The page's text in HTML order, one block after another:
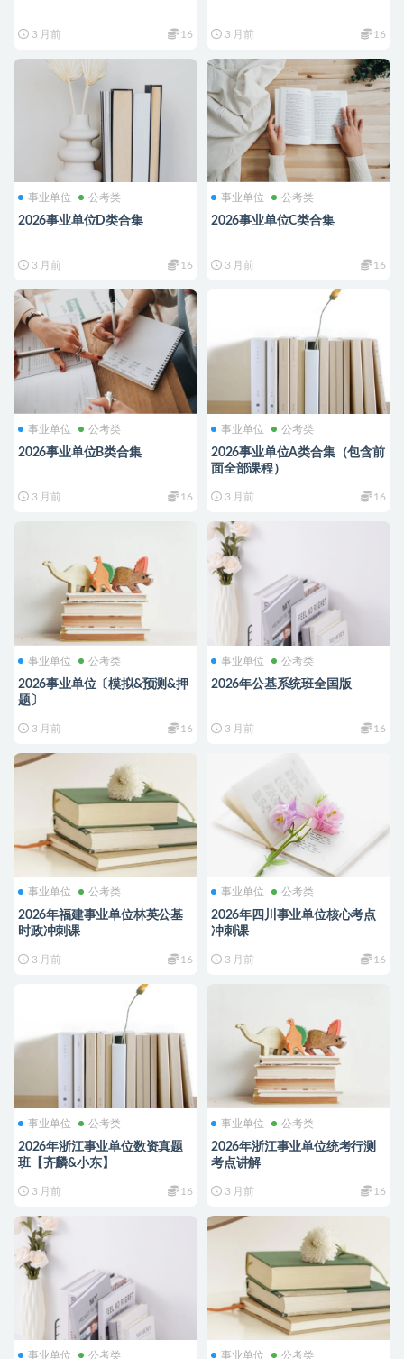
3 月前 16 3 月前 16
事业单位 公考类
2026事业单位D类合集
3 月前 16
事业单位 公考类
2026事业单位C类合集
3 月前 16
事业单位 公考类
2026事业单位B类合集
3 月前 16
事业单位 公考类
2026事业单位A类合集（包含前
面全部课程）
3 月前 16
事业单位 公考类
2026事业单位〔模拟&预测&押
题〕
3 月前 16
事业单位 公考类
2026年公基系统班全国版
3 月前 16
事业单位 公考类
2026年福建事业单位林英公基
时政冲刺课
3 月前 16
事业单位 公考类
2026年四川事业单位核心考点
冲刺课
3 月前 16
事业单位 公考类
2026年浙江事业单位数资真题
班【齐麟&小东】
3 月前 16
事业单位 公考类
2026年浙江事业单位统考行测
考点讲解
3 月前 16
事业单位 公考类 事业单位 公考类